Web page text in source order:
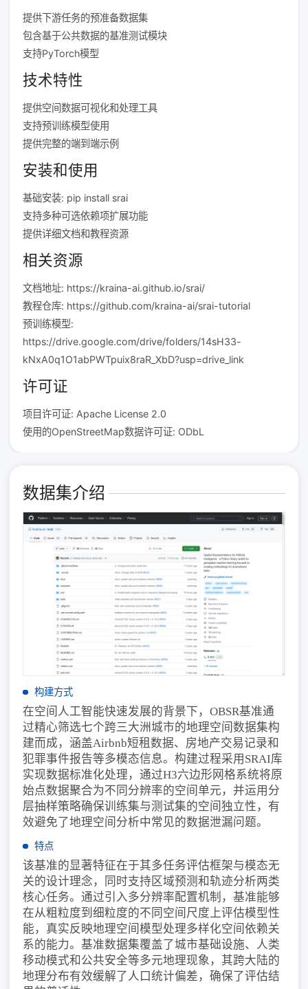
提供下游任务的预准备数据集
包含基于公共数据的基准测试模块
支持PyTorch模型
技术特性
提供空间数据可视化和处理工具
支持预训练模型使用
提供完整的端到端示例
安装和使用
基础安装: pip install srai
支持多种可选依赖项扩展功能
提供详细文档和教程资源
相关资源
文档地址: https://kraina-ai.github.io/srai/
教程仓库: https://github.com/kraina-ai/srai-tutorial
预训练模型:
https://drive.google.com/drive/folders/14sH33-
kNxA0q1O1abPWTpuix8raR_XbD?usp=drive_link
许可证
项目许可证: Apache License 2.0
使用的OpenStreetMap数据许可证: ODbL
数据集介绍
构建方式
在空间人工智能快速发展的背景下，OBSR基准通
过精心筛选七个跨三大洲城市的地理空间数据集构
建而成，涵盖Airbnb短租数据、房地产交易记录和
犯罪事件报告等多模态信息。构建过程采用SRAI库
实现数据标准化处理，通过H3六边形网格系统将原
始点数据聚合为不同分辨率的空间单元，并运用分
层抽样策略确保训练集与测试集的空间独立性，有
效避免了地理空间分析中常见的数据泄漏问题。
特点
该基准的显著特征在于其多任务评估框架与模态无
关的设计理念，同时支持区域预测和轨迹分析两类
核心任务。通过引入多分辨率配置机制，基准能够
在从粗粒度到细粒度的不同空间尺度上评估模型性
能，真实反映地理空间模型处理多样化空间依赖关
系的能力。基准数据集覆盖了城市基础设施、人类
移动模式和公共安全等多元地理现象，其跨大陆的
地理分布有效缓解了人口统计偏差，确保了评估结